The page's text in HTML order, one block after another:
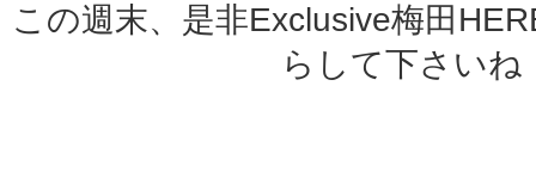
この週末、是非Exclusive梅田
らして下さいね